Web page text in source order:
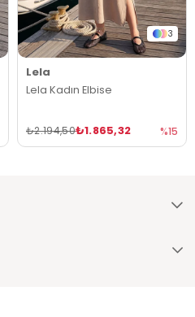
3
Lela
Lela Kadın Elbise
₺1.865,32
₺2.194,50 %15